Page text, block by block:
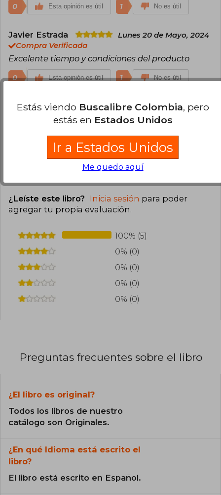
0 Esta opinión es útil 1 No es útil
Javier Estrada
Lunes 20 de Mayo, 2024
Compra Verificada
Excelente tiempo y condiciones del producto
0 Esta opinión es útil 1 No es útil
Andres Guerrero
Martes 06 de Agosto,
excelente libro en buenas condiciones. Lo
recomiendo bastante :)
Esta opinión es útil 1
¿Leíste este libro? Inicia sesión para poder
agregar tu propia evaluación.
100% (5)
0% (0)
0% (0)
0% (0)
0% (0)
Preguntas frecuentes sobre el libro
¿El libro es original?
Todos los libros de nuestro
catálogo son Originales.
¿En qué Idioma está escrito el
libro?
El libro está escrito en Español.
Estás viendo Buscalibre Colombia, pero
estás en Estados Unidos
Ir a Estados Unidos
Me quedo aquí